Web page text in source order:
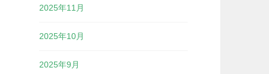
2025年11月
2025年10月
2025年9月